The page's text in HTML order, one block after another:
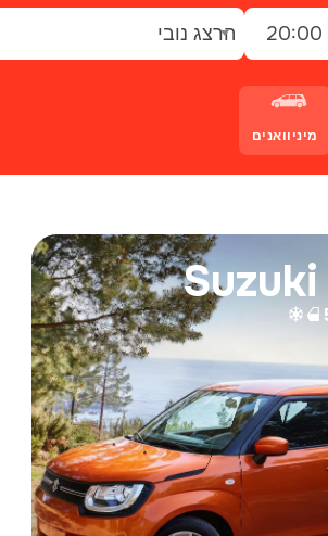
20:00 הרצג נובי
מיניוואנים